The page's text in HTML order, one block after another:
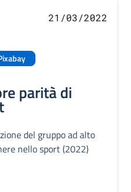
21/03/2022
parità di
del gruppo ad alto
nello sport (2022)